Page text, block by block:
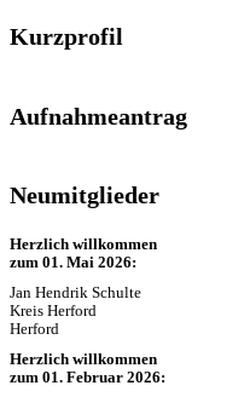
Kurzprofil
Aufnahmeantrag
Neumitglieder
Herzlich willkommen
zum 01. Mai 2026:
Jan Hendrik Schulte
Kreis Herford
Herford
Herzlich willkommen
zum 01. Februar 2026: